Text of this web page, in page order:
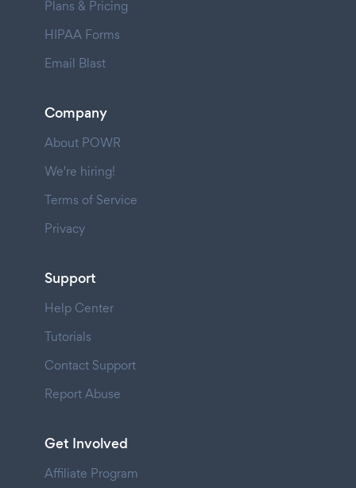
Plans & Pricing
HIPAA Forms
Email Blast
Company
About POWR
We're hiring!
Terms of Service
Privacy
Support
Help Center
Tutorials
Contact Support
Report Abuse
Get Involved
Affiliate Program